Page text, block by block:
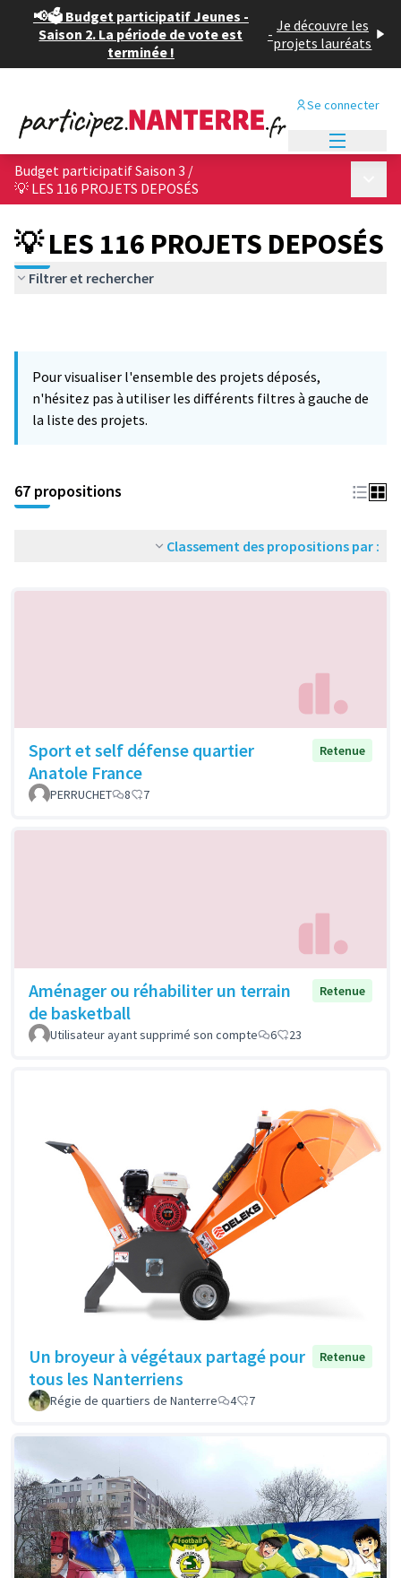
📢🗳️ Budget participatif Jeunes -
Saison 2. La période de vote est
terminée !
- Je découvre les
projets lauréats
Se connecter
Budget participatif Saison 3 /
💡 LES 116 PROJETS DEPOSÉS
💡 LES 116 PROJETS DEPOSÉS
Filtrer et rechercher
Pour visualiser l'ensemble des projets déposés,
n'hésitez pas à utiliser les différents filtres à gauche de
la liste des projets.
67 propositions
Classement des propositions par :
Sport et self défense quartier
Anatole France
Retenue
PERRUCHET 8 7
Aménager ou réhabiliter un terrain
de basketball
Retenue
Utilisateur ayant supprimé son compte 6 23
Un broyeur à végétaux partagé pour
tous les Nanterriens
Retenue
Régie de quartiers de Nanterre 4 7